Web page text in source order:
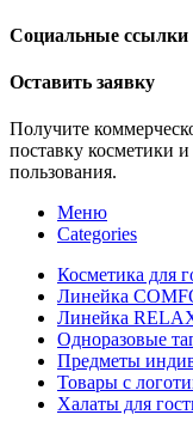
Социальные ссылки
Оставить заявку
Получите
поставку косметики
пользования.
Меню
Categories
Косметика для
Линейка
Линейка
Одноразовые
Предметы
Товары с
Халаты для